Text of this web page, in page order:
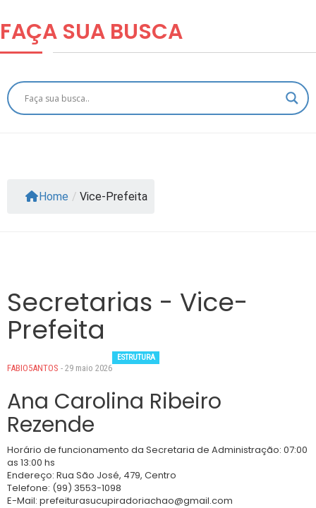
FAÇA SUA BUSCA
Home / Vice-Prefeita
Secretarias - Vice-
Prefeita
ESTRUTURA
FABIO5ANTOS - 29 maio 2026
Ana Carolina Ribeiro
Rezende
Horário de funcionamento da Secretaria de Administração: 07:00
as 13:00 hs
Endereço: Rua São José, 479, Centro
Telefone: (99) 3553-1098
E-Mail: prefeiturasucupiradoriachao@gmail.com